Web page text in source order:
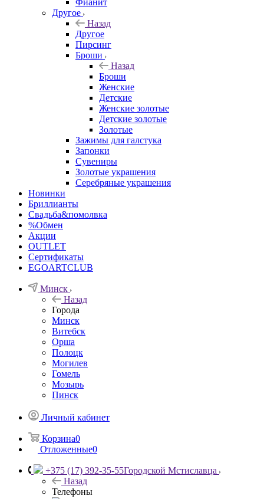
Фианит
Другое
Назад
Другое
Пирсинг
Броши
Назад
Броши
Женские
Детские
Женские золотые
Детские золотые
Золотые
Зажимы для галстука
Запонки
Сувениры
Золотые украшения
Серебряные украшения
Новинки
Бриллианты
Свадьба&помолвка
%Обмен
Акции
OUTLET
Сертификаты
EGOARTCLUB
Минск
Назад
Города
Минск
Витебск
Орша
Полоцк
Могилев
Гомель
Мозырь
Пинск
Личный кабинет
Корзина0
Отложенные0
+375 (17) 392-35-55Городской Мстиславца
Назад
Телефоны